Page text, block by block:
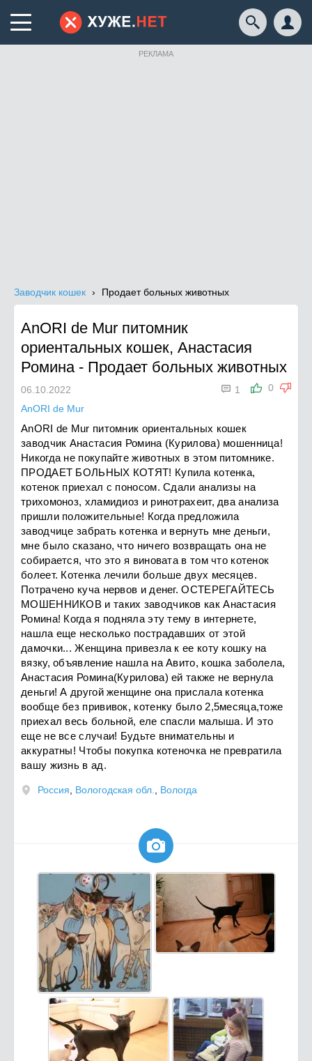
РЕКЛАМА
Заводчик кошек Продает больных животных
AnORI de Mur питомник
ориентальных кошек, Анастасия
Ромина- Продает больных животных
0
 1
06.10.2022
AnORI de Mur
AnORI de Mur питомник ориентальных кошек
заводчик Анастасия Ромина (Курилова) мошенница!
Никогда не покупайте животных в этом питомнике.
ПРОДАЕТ БОЛЬНЫХ КОТЯТ! Купила котенка,
котенок приехал с поносом. Сдали анализы на
трихомоноз, хламидиоз и ринотрахеит, два анализа
пришли положительные! Когда предложила
заводчице забрать котенка и вернуть мне деньги,
мне было сказано, что ничего возвращать она не
собирается, что это я виновата в том что котенок
болеет. Котенка лечили больше двух месяцев.
Потрачено куча нервов и денег. ОСТЕРЕГАЙТЕСЬ
МОШЕННИКОВ и таких заводчиков как Анастасия
Ромина! Когда я подняла эту тему в интернете,
нашла еще несколько пострадавших от этой
дамочки... Женщина привезла к ее коту кошку на
вязку, объявление нашла на Авито, кошка заболела,
Анастасия Ромина(Курилова) ей также не вернула
деньги! А другой женщине она прислала котенка
вообще без прививок, котенку было 2,5месяца,тоже
приехал весь больной, еле спасли малыша. И это
еще не все случаи! Будьте внимательны и
аккуратны! Чтобы покупка котеночка не превратила
вашу жизнь в ад.
Россия Вологодская обл. Вологда
